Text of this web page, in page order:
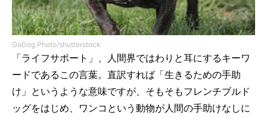
GoDog Photo/shutterstock
「ライフサポート」、人間界ではわりと耳にするキーワ
ードであるこの言葉。直訳すれば「生きるための手助
け」というような意味ですが、そもそもフレンチブルド
ッグをはじめ、ワンコという動物が人間の手助けなしに